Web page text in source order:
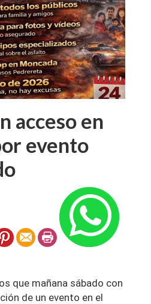
acceso en
evento
que mañana sábado con
de un evento en el